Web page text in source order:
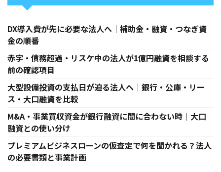
DX導入費が先に必要な法人へ｜補助金・融資・つなぎ資
金の順番
赤字・債務超過・リスケ中の法人が1億円融資を相談する
前の確認項目
大型設備投資の支払日が迫る法人へ｜銀行・公庫・リー
ス・大口融資を比較
M&A・事業買収資金が銀行融資に間に合わない時｜大口
融資との使い分け
プレミアムビジネスローンの仮査定で何を聞かれる？法人
の必要書類と事業計画